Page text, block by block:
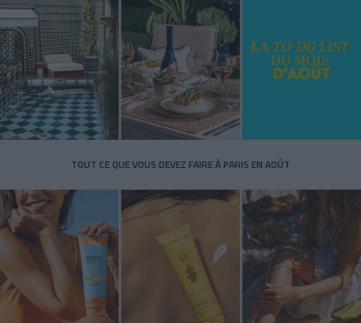
TOUT CE QUE VOUS DEVEZ FAIRE À PARIS EN AOÛT